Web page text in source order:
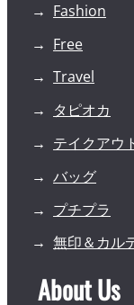
Fashion
Free
Travel
タピオカ
テイクアウ
バッグ
プチプラ
無印＆カル
About Us